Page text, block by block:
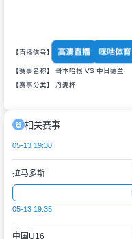
【直播信号】 高清直播 咪咕体育
【赛事名称】 哥本哈根 VS 中日德兰
【赛事分类】 丹麦杯
相关赛事
05-13 19:30
拉马多斯
05-13 19:35
中国U16